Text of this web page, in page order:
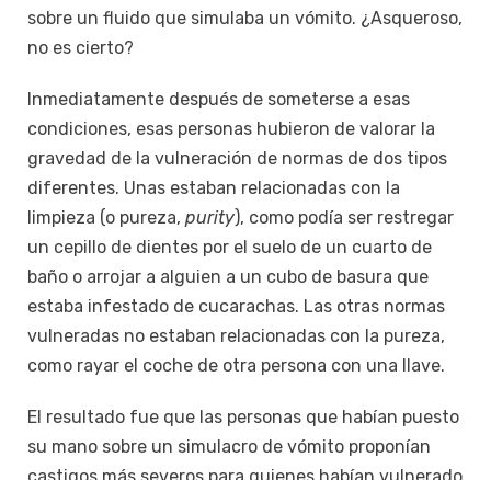
sobre un fluido que simulaba un vómito. ¿Asqueroso,
no es cierto?
Inmediatamente después de someterse a esas
condiciones, esas personas hubieron de valorar la
gravedad de la vulneración de normas de dos tipos
diferentes. Unas estaban relacionadas con la
limpieza (o pureza, purity), como podía ser restregar
un cepillo de dientes por el suelo de un cuarto de
baño o arrojar a alguien a un cubo de basura que
estaba infestado de cucarachas. Las otras normas
vulneradas no estaban relacionadas con la pureza,
como rayar el coche de otra persona con una llave.
El resultado fue que las personas que habían puesto
su mano sobre un simulacro de vómito proponían